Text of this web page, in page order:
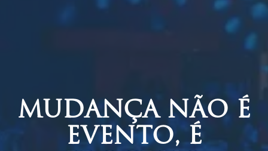
MUDANÇA NÃO É
EVENTO, É